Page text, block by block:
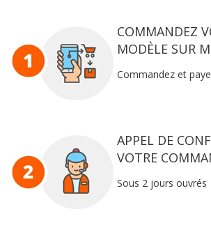
COMMANDEZ
MODÈLE SUR
Commandez et
APPEL DE
VOTRE
Sous 2 jours ouvrés